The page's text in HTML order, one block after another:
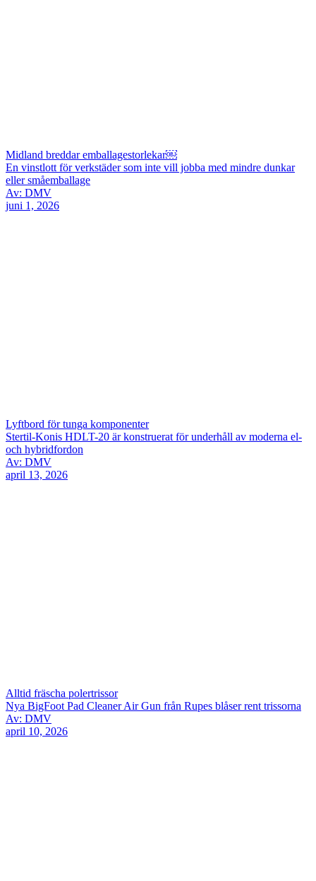
Midland breddar emballagestorlekar￼
En vinstlott för verkstäder som inte vill jobba med mindre dunkar
eller småemballage
Av: DMV
juni 1, 2026
Lyftbord för tunga komponenter
Stertil-Konis HDLT-20 är konstruerat för underhåll av moderna el-
och hybridfordon
Av: DMV
april 13, 2026
Alltid fräscha polertrissor
Nya BigFoot Pad Cleaner Air Gun från Rupes blåser rent trissorna
Av: DMV
april 10, 2026